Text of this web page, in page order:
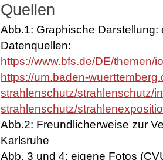
Quellen
Abb.1: Graphische Darstellung:
Datenquellen:
https://www.bfs.de/DE/themen/
https://um.baden-
strahlenschutz/strahlenschutz/
strahlenschutz/
Abb.2: Freundlicherweise zur
Karlsruhe
Abb. 3 und 4: eigene Fotos